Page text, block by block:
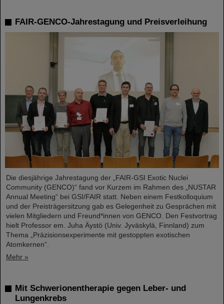
FAIR-GENCO-Jahrestagung und Preisverleihung
Die diesjährige Jahrestagung der „FAIR-GSI Exotic Nuclei
Community (GENCO)“ fand vor Kurzem im Rahmen des „NUSTAR
Annual Meeting“ bei GSI/FAIR statt. Neben einem Festkolloquium
und der Preisträgersitzung gab es Gelegenheit zu Gesprächen mit
vielen Mitgliedern und Freund*innen von GENCO. Den Festvortrag
hielt Professor em. Juha Äystö (Univ. Jyväskylä, Finnland) zum
Thema „Präzisionsexperimente mit gestoppten exotischen
Atomkernen“.
Mehr »
Mit Schwerionentherapie gegen Leber- und
Lungenkrebs